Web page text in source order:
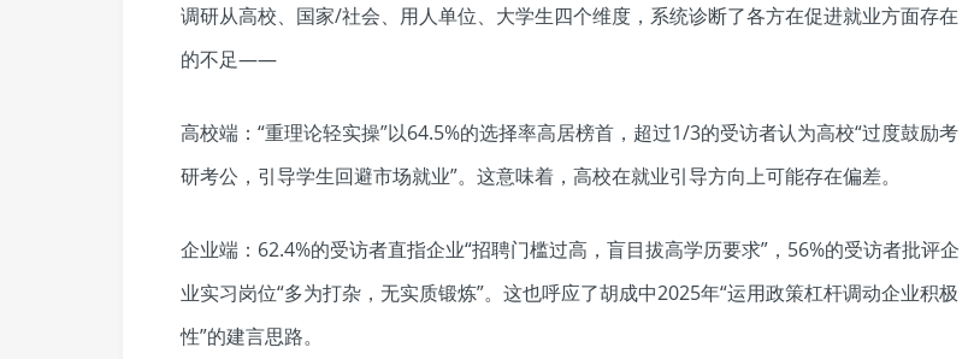
调研从高校、国家/社会、用人单位、大学生四个维度，系统诊断了各方在促进就业方面存在
的不足——
高校端：“重理论轻实操”以64.5%的选择率高居榜首，超过1/3的受访者认为高校“过度鼓励考
研考公，引导学生回避市场就业”。这意味着，高校在就业引导方向上可能存在偏差。
企业端：62.4%的受访者直指企业“招聘门槛过高，盲目拔高学历要求”，56%的受访者批评企
业实习岗位“多为打杂，无实质锻炼”。这也呼应了胡成中2025年“运用政策杠杆调动企业积极
性”的建言思路。